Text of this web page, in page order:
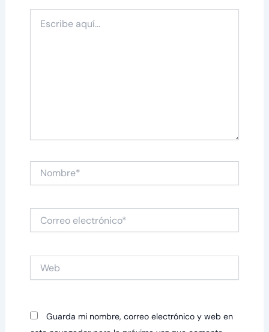
aquí...
Nombre*
electrónico*
Guarda mi nombre, correo electrónico y web en